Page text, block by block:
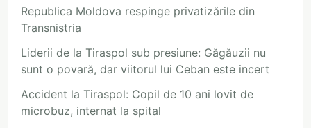
Republica Moldova respinge privatizările din
Transnistria
Liderii de la Tiraspol sub presiune: Găgăuzii nu
sunt o povară, dar viitorul lui Ceban este incert
Accident la Tiraspol: Copil de 10 ani lovit de
microbuz, internat la spital